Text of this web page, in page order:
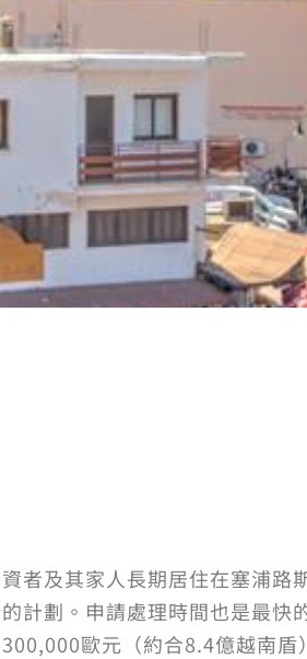
者及其家人長期居住在塞浦路
計劃。申請處理時間也是最快
歐元（約合8.4億越南